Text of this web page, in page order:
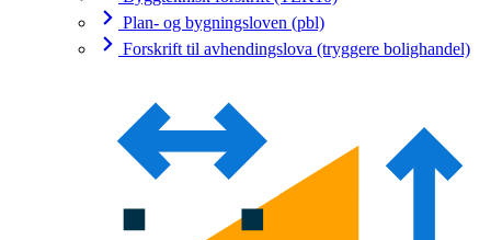
Plan- og bygningsloven (pbl)
Forskrift til avhendingslova (tryggere bolighandel)